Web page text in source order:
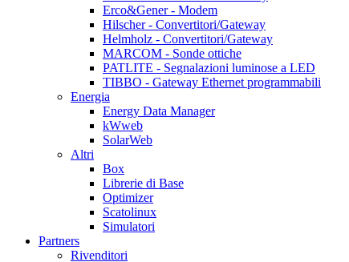
Erco&Gener - Modem
Hilscher - Convertitori/Gateway
Helmholz - Convertitori/Gateway
MARCOM - Sonde ottiche
PATLITE - Segnalazioni luminose a LED
TIBBO - Gateway Ethernet programmabili
Energia
Energy Data Manager
kWweb
SolarWeb
Altri
Box
Librerie di Base
Optimizer
Scatolinux
Simulatori
Partners
Rivenditori